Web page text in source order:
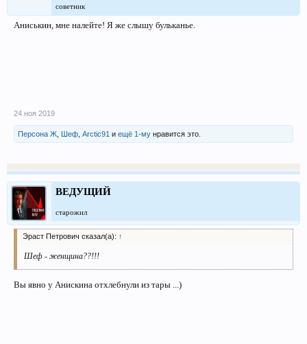
советник
Аниськин, мне налейте! Я же слышу бульканье.
24 ноя 2019
Персона Ж Шеф Arctic91 и ещё 1-му нравится это.
ВЕДУЩИЙ
старожил
Эраст Петрович сказал(а): ↑
Шеф - женщина??!!!
Вы явно у Анискина отхлебнули из тары ...)